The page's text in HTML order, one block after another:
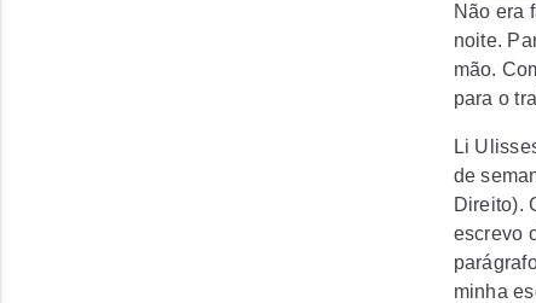
Não era
noite.
mão.
para o
Li
de
Direito).
escrevo
minha